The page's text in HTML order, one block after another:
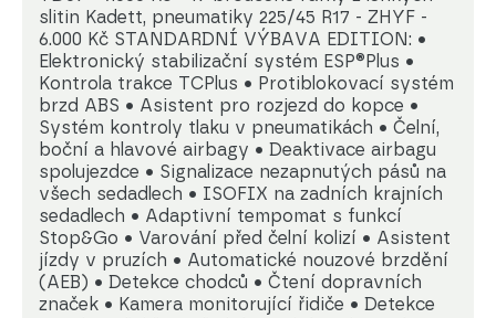
slitin Kadett, pneumatiky 225/45 R17 - ZHYF -
6.000 Kč STANDARDNÍ VÝBAVA EDITION: •
Elektronický stabilizační systém ESP®Plus •
Kontrola trakce TCPlus • Protiblokovací systém
brzd ABS • Asistent pro rozjezd do kopce •
Systém kontroly tlaku v pneumatikách • Čelní,
boční a hlavové airbagy • Deaktivace airbagu
spolujezdce • Signalizace nezapnutých pásů na
všech sedadlech • ISOFIX na zadních krajních
sedadlech • Adaptivní tempomat s funkcí
Stop&Go • Varování před čelní kolizí • Asistent
jízdy v pruzích • Automatické nouzové brzdění
(AEB) • Detekce chodců • Čtení dopravních
značek • Kamera monitorující řidiče • Detekce